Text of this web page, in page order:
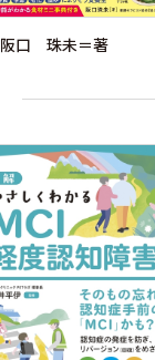
阪口 珠未＝著